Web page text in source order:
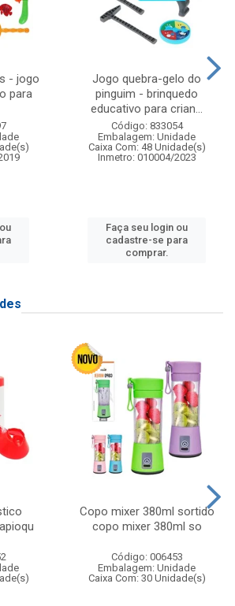
- jogo
para
Jogo quebra-gelo do
pinguim - brinquedo
educativo para crian...
Código: 833054
Embalagem: Unidade
Caixa Com: 48 Unidade(s)
Inmetro: 010004/2023
Faça seu login ou
cadastre-se para
comprar.
Copo mixer 380ml sortido
copo mixer 380ml so
Código: 006453
Embalagem: Unidade
Caixa Com: 30 Unidade(s)